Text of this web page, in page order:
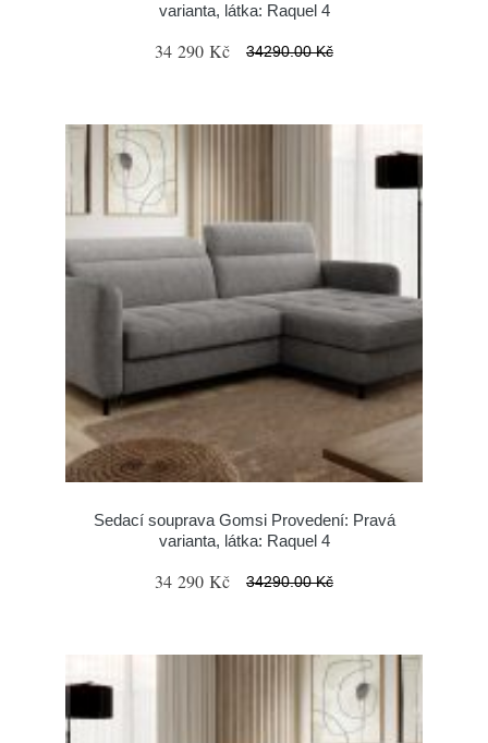
varianta, látka: Raquel 4
34 290 Kč 34290.00 Kč
Sedací souprava Gomsi Provedení: Pravá
varianta, látka: Raquel 4
34 290 Kč 34290.00 Kč